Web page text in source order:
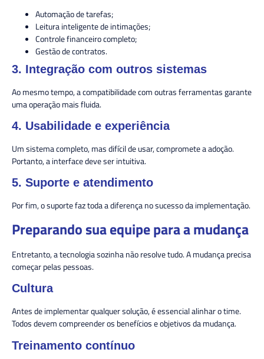
Automação de tarefas;
Leitura inteligente de intimações;
Controle financeiro completo;
Gestão de contratos.
3. Integração com outros sistemas
Ao mesmo tempo, a compatibilidade com outras ferramentas garante
uma operação mais fluida.
4. Usabilidade e experiência
Um sistema completo, mas difícil de usar, compromete a adoção.
Portanto, a interface deve ser intuitiva.
5. Suporte e atendimento
Por fim, o suporte faz toda a diferença no sucesso da implementação.
Preparando sua equipe para a mudança
Entretanto, a tecnologia sozinha não resolve tudo. A mudança precisa
começar pelas pessoas.
Cultura
Antes de implementar qualquer solução, é essencial alinhar o time.
Todos devem compreender os benefícios e objetivos da mudança.
Treinamento contínuo